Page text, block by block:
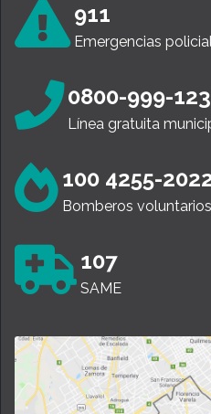
911
Emergencias
0800-999-
Línea gratuita
100 4255-
Bomberos voluntarios
107
SAME